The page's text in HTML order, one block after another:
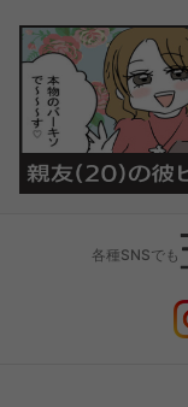
各種SNSでも